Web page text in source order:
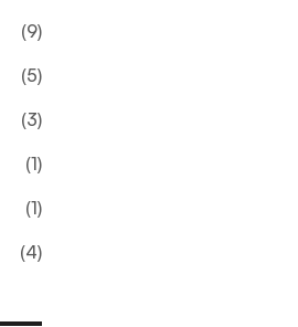
(9)
(5)
(3)
(1)
(1)
(4)